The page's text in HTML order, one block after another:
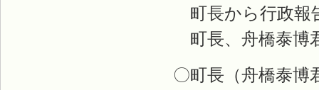
町長から行政報
町長、舟橋泰博
〇町長（舟橋泰